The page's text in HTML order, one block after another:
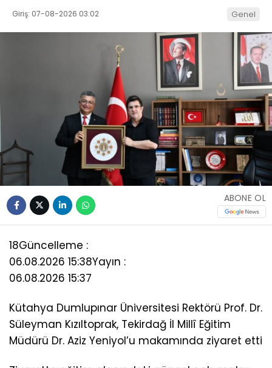
Giriş: 07-08-2026 03:02 Genel
ABONE OL
18Güncelleme :
06.08.2026 15:38Yayın :
06.08.2026 15:37
Kütahya Dumlupınar Üniversitesi Rektörü Prof. Dr.
Süleyman Kızıltoprak, Tekirdağ İl Millî Eğitim
Müdürü Dr. Aziz Yeniyol’u makamında ziyaret etti